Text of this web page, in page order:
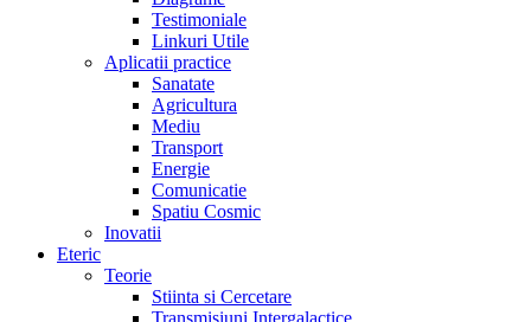
Testimoniale
Linkuri Utile
Aplicatii practice
Sanatate
Agricultura
Mediu
Transport
Energie
Comunicatie
Spatiu Cosmic
Inovatii
Eteric
Teorie
Stiinta si Cercetare
Transmisiuni Intergalactice